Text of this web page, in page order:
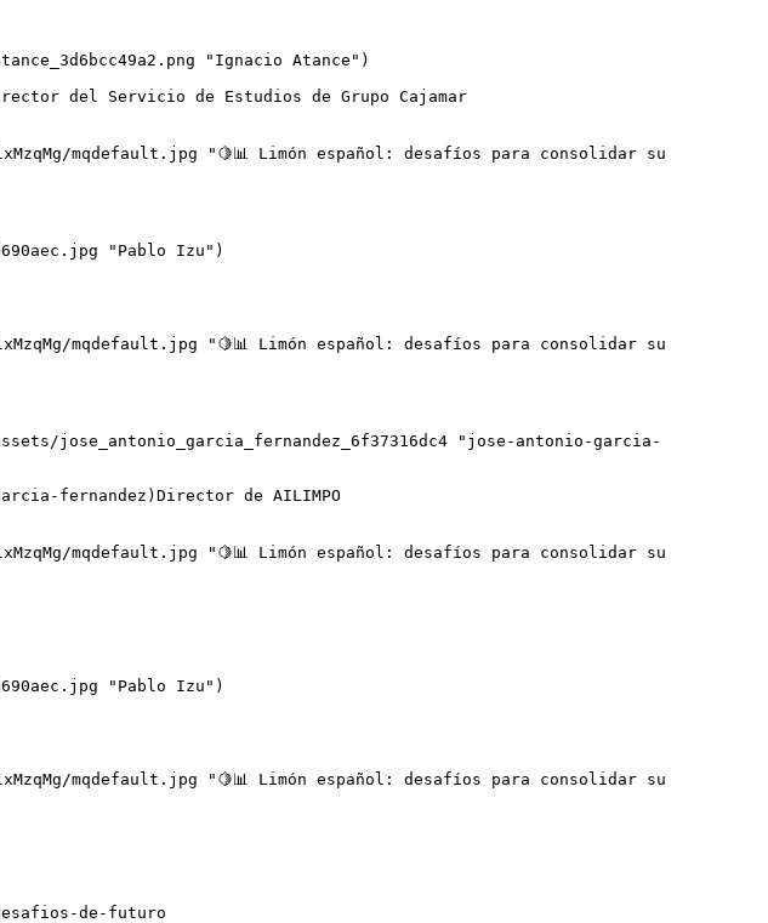
"Ignacio Atance")
mqdefault.jpg "🍋📊 Limón español: desafíos para consolidar su
"Pablo Izu")
mqdefault.jpg "🍋📊 Limón español: desafíos para consolidar su
"jose-antonio-garcia-
mqdefault.jpg "🍋📊 Limón español: desafíos para consolidar su
"Pablo Izu")
mqdefault.jpg "🍋📊 Limón español: desafíos para consolidar su